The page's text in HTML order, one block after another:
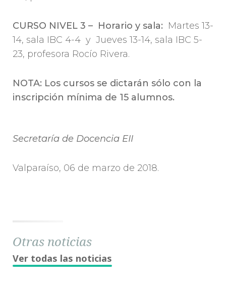
CURSO NIVEL 3 – Horario y sala: Martes 13-
14, sala IBC 4-4 y Jueves 13-14, sala IBC 5-
23, profesora Rocío Rivera.
NOTA: Los cursos se dictarán sólo con la
inscripción mínima de 15 alumnos.
Secretaría de Docencia EII
Valparaíso, 06 de marzo de 2018.
Otras noticias
Ver todas las noticias